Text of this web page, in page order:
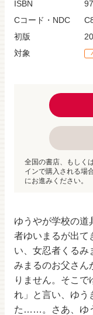
ゆうやが学校の道
者ゆいまるが出て
い、女忍者くるみ
みまるのお父さん
りません。そこで
れ」と言い、ゆう
た……。さあ、ゆ
ISBN
Cコード・NDC
初版
対象
全国の書店、もしく
インで購入される場
にお進みください。